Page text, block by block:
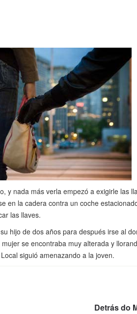
y nada más verla empezó a exigirle las
en la cadera contra un coche
las llaves.
hijo de dos años para después irse al
se encontraba muy alterada y
siguió amenazando a la joven.
Detrás do